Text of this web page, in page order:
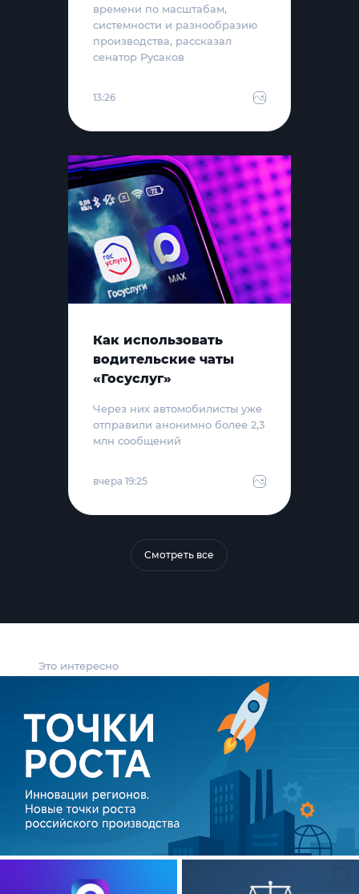
Это интересно
времени по масштабам,
системности и разнообразию
производства, рассказал
сенатор Русаков
13:26
Как использовать
водительские чаты
«Госуслуг»
Через них автомобилисты уже
отправили анонимно более 2,3
млн сообщений
вчера 19:25
Смотреть все